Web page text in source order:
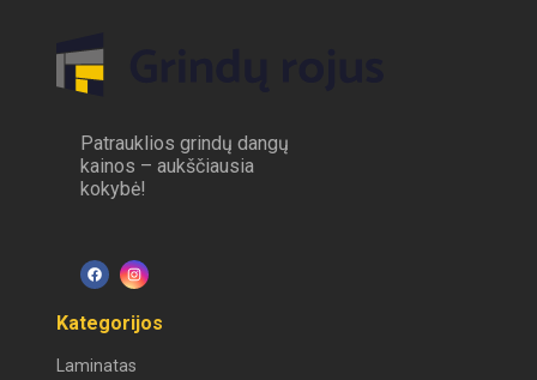
Patrauklios grindų dangų
kainos – aukščiausia
kokybė!
Kategorijos
Laminatas